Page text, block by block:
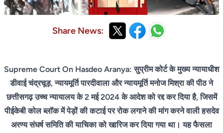
Share News:
Supreme Court On Hasdeo Aranya: सुप्रीम कोर्ट के मुख्य न्यायाधीश
डीवाई चंद्रचूड़, न्यायमूर्ति पारदीवाला और न्यायमूर्ति मनोज मिश्रा की पीठ ने
छत्तीसगढ़ उच्च न्यायालय के 2 मई 2024 के आदेश को रद्द कर दिया है, जिसमें
पीईकेबी कोल ब्लॉक में पेड़ों की कटाई पर रोक लगाने की मांग करने वाली हसदेव
अरण्य संघर्ष समिति की याचिका को खारिज कर दिया गया था। यह फैसला